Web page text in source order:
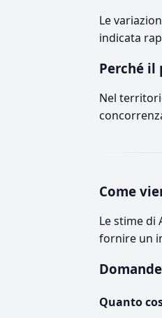
Le
indicata
Perché il
Nel
Come
Le stime di
fornire un
Quanto